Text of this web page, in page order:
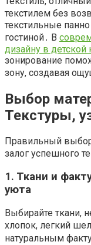
текстилем без
текстильные
гостиной․ В
дизайну в детской
зонирование
зону, создавая
Выбор
Текстуры,
Правильный выбор
залог успешного
1․ Ткани и
уюта
Выбирайте ткани,
хлопок, легкий
натуральным